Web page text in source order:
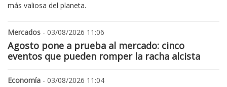
más valiosa del planeta.
Mercados - 03/08/2026 11:06
Agosto pone a prueba al mercado: cinco
eventos que pueden romper la racha alcista
Economía - 03/08/2026 11:04